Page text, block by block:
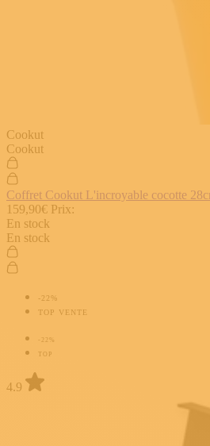
Cookut
Cookut
Coffret Cookut L'incroyable cocotte
159,90€ Prix:
En stock
En stock
-22%
TOP VENTE
-22%
TOP
4.9